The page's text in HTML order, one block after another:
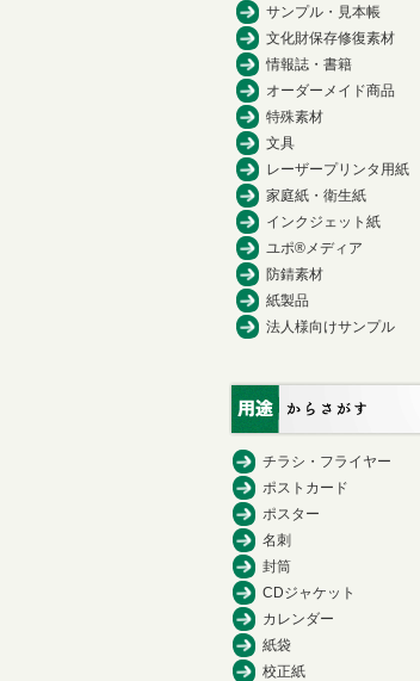
サンプル・見本帳
文化財保存修復素材
情報誌・書籍
オーダーメイド商品
特殊素材
文具
レーザープリンタ用紙
家庭紙・衛生紙
インクジェット紙
ユポ®メディア
防錆素材
紙製品
法人様向けサンプル
チラシ・フライヤー
ポストカード
ポスター
名刺
封筒
CDジャケット
カレンダー
紙袋
校正紙